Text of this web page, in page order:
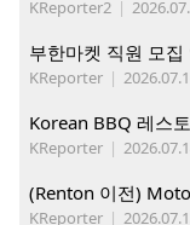
KReporter2 |
부한마켓 직원 모집
KReporter |
KReporter |
KReporter |